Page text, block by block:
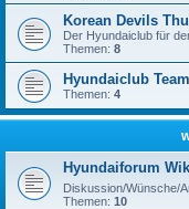
Korean Devils
Der Hyundaiclub für
Themen: 8
Hyundaiclub
Themen: 4
Hyundaiforum
Diskussion/Wünsche/
Themen: 10